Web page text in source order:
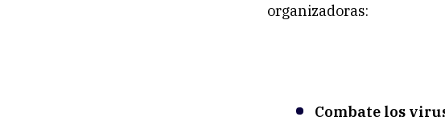
organizadoras:
Combate los